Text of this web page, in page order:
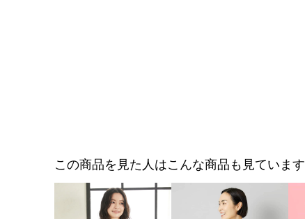
この商品を見た人はこんな商品も見ています